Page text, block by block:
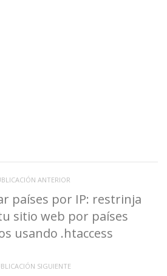
ANTERIOR
países por IP: restrinja
sitio web por países
usando .htaccess
SIGUIENTE